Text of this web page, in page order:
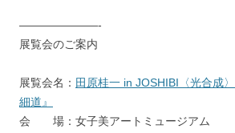
———————-
展覧会のご案内
展覧会名： 田原桂一 in JOSHIBI〈光合成
細道』
会 場：女子美アートミュージアム